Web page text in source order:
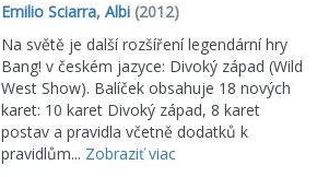
Emilio Sciarra,Albi (2012)
Na světě je další rozšíření legendární hry
Bang! v českém jazyce: Divoký západ (Wild
West Show). Balíček obsahuje 18 nových
karet: 10 karet Divoký západ, 8 karet
postav a pravidla včetně dodatků k
pravidlům... Zobraziť viac